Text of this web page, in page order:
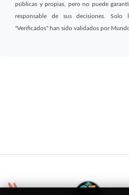
públicas y propias, pero no puede
responsable de sus decisiones. Solo
"Verificados" han sido validados por